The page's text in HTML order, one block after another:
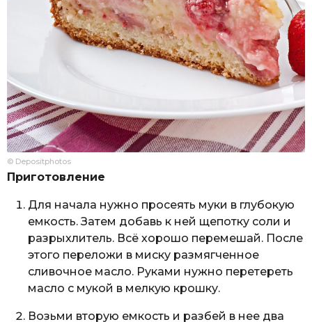
© Depositphotos
Приготовление
Для начала нужно просеять муки в глубокую
емкость. Затем добавь к ней щепотку соли и
разрыхлитель. Всё хорошо перемешай. После
этого переложи в миску размягченное
сливочное масло. Руками нужно перетереть
масло с мукой в мелкую крошку.
Возьми вторую емкость и разбей в нее два